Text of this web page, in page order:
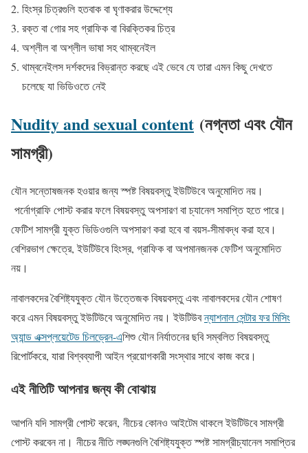
হিংস্র চিত্রগুলি হতবাক বা ঘৃণাকরার উদ্দেশ্যে
রক্ত বা গোর সহ গ্রাফিক বা বিরক্তিকর চিত্র
অশ্লীল বা অশ্লীল ভাষা সহ থাম্বনেইল
থাম্বনেইলস দর্শকদের বিভ্রান্ত করছে এই ভেবে যে তারা এমন কিছু দেখতে
চলেছে যা ভিডিওতে নেই
Nudity and sexual content (নগ্নতা এবং যৌন
সামগ্রী)
যৌন সন্তোষজনক হওয়ার জন্য স্পষ্ট বিষয়বস্তু ইউটিউবে অনুমোদিত নয়।
পর্নোগ্রাফি পোস্ট করার ফলে বিষয়বস্তু অপসারণ বা চ্যানেল সমাপ্তি হতে পারে।
ফেটিশ সামগ্রী যুক্ত ভিডিওগুলি অপসারণ করা হবে বা বয়স-সীমাবদ্ধ করা হবে।
বেশিরভাগ ক্ষেত্রে, ইউটিউবে হিংস্র, গ্রাফিক বা অপমানজনক ফেটিশ অনুমোদিত
নয়।
নাবালকদের বৈশিষ্ট্যযুক্ত যৌন উত্তেজক বিষয়বস্তু এবং নাবালকদের যৌন শোষণ
করে এমন বিষয়বস্তু ইউটিউবে অনুমোদিত নয়। ইউটিউবন্যাশনাল সেন্টার ফর মিসিং
অ্যান্ড এক্সপ্লয়েটেড চিলড্রেন-এশিশু যৌন নির্যাতনের ছবি সম্বলিত বিষয়বস্তু
রিপোর্টকরে, যারা বিশ্বব্যাপী আইন প্রয়োগকারী সংস্থার সাথে কাজ করে।
এই নীতিটি আপনার জন্য কী বোঝায়
আপনি যদি সামগ্রী পোস্ট করেন, নীচের কোনও আইটেম থাকলে ইউটিউবে সামগ্রী
পোস্ট করবেন না। নীচের নীতি লঙ্ঘনগুলি বৈশিষ্ট্যযুক্ত স্পষ্ট সামগ্রীচ্যানেল সমাপ্তির